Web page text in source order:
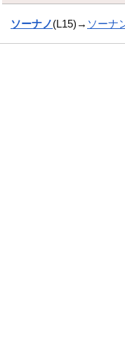
ソーナノ(L15)→ ソーナ